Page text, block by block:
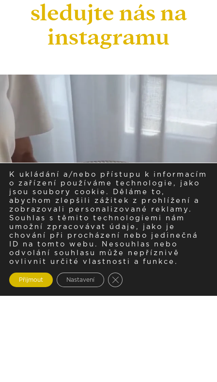
sledujte nás na
instagramu
K ukládání a/nebo přístupu k informacím
o zařízení používáme technologie, jako
jsou soubory cookie. Děláme to,
abychom zlepšili zážitek z prohlížení a
zobrazovali personalizované reklamy.
Souhlas s těmito technologiemi nám
umožní zpracovávat údaje, jako je
chování při procházení nebo jedinečná
ID na tomto webu. Nesouhlas nebo
odvolání souhlasu může nepříznivě
ovlivnit určité vlastnosti a funkce.
Přijmout Nastavení Zavřít cookie lištu GDPR